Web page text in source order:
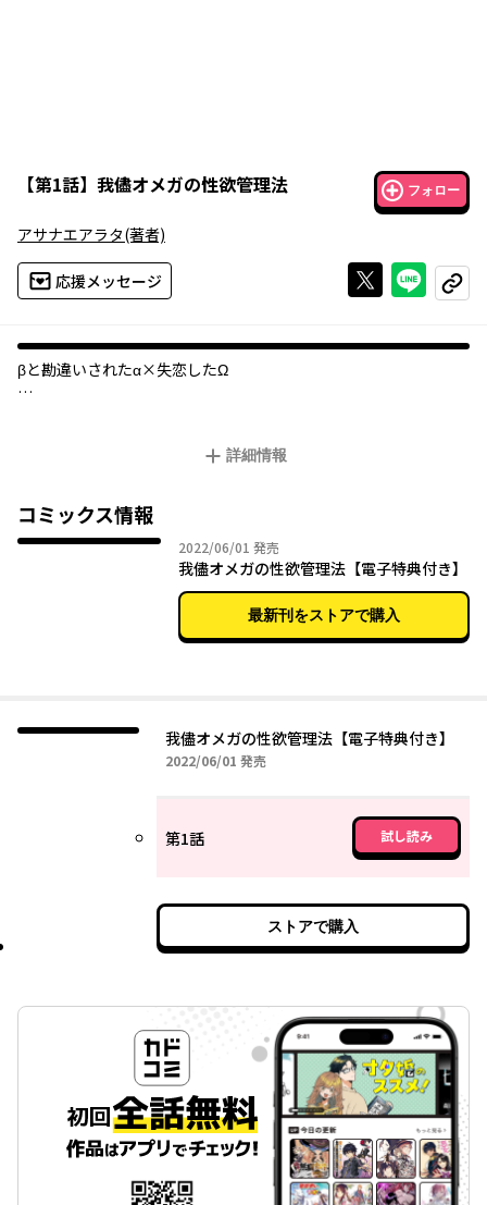
【第1話】 我儘オメガの性欲管理法 フォロー
アサナエアラタ(著者)
応援メッセージ Xで投稿する
ライン
コピー
βと勘違いされたα×失恋したΩ
詳細情報
コミックス情報
2022/06/01 2022年06月01日
発売
我儘オメガの性欲管理法【電子特典付き】
最新刊をストアで購入
我儘オメガの性欲管理法【電子特典付き】
2022/06/01 2022年06月01日
発売
第1話 試し読み
ストアで購入